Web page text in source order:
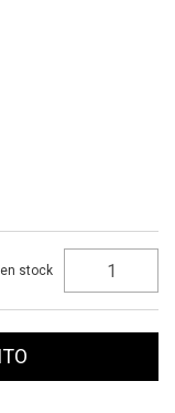
en stock